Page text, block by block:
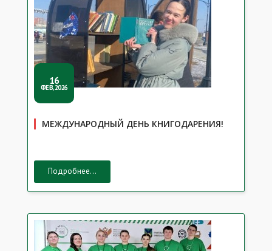
16
ФЕВ,2026
МЕЖДУНАРОДНЫЙ ДЕНЬ КНИГОДАРЕНИЯ!
Подробнее...